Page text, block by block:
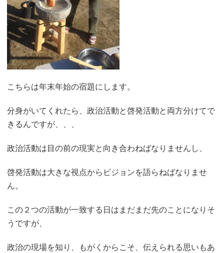
こちらは年末年始の宿題にします。
分身がいてくれたら、政治活動と啓発活動と両方分けてで
きるんですが、、、
政治活動は目の前の現実と向き合わねばなりませんし、
啓発活動は大きな視点からビジョンを語らねばなりませ
ん。
この２つの活動が一致する日はまだまだ先のことになりそ
うですが、
政治の現場を知り、もがくからこそ、伝えられる思いもあ